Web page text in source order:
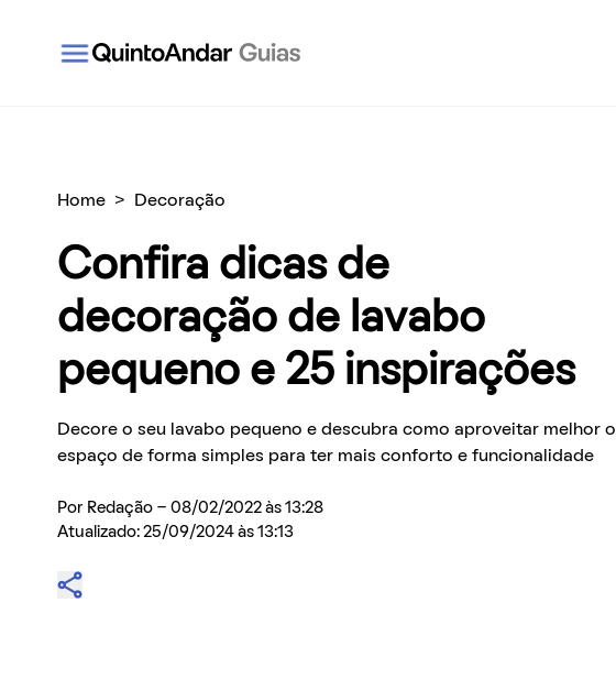
Home > Decoração
Confira dicas de
decoração de lavabo
pequeno e 25 inspirações
Decore o seu lavabo pequeno e descubra como aproveitar melhor o
espaço de forma simples para ter mais conforto e funcionalidade
Por Redação - 08/02/2022 às 13:28
Atualizado: 25/09/2024 às 13:13